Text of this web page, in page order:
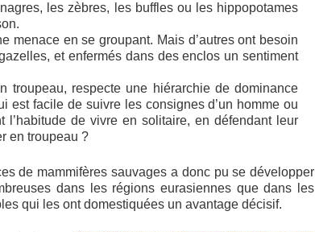
les zèbres, les buffles ou les hippopotames
menace en se groupant. Mais d’autres ont besoin
et enfermés dans des enclos un sentiment
troupeau, respecte une hiérarchie de dominance
est facile de suivre les consignes d’un homme ou
de vivre en solitaire, en défendant leur
en troupeau ?
de mammifères sauvages a donc pu se développer
dans les régions eurasiennes que dans les
qui les ont domestiquées un avantage décisif.